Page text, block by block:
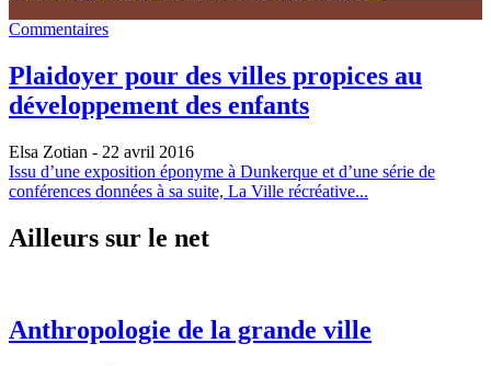
Commentaires
Plaidoyer pour des villes propices au
développement des enfants
Elsa Zotian - 22 avril 2016
Issu d’une exposition éponyme à Dunkerque et d’une série de
conférences données à sa suite, La Ville récréative...
Ailleurs sur le net
Anthropologie de la grande ville